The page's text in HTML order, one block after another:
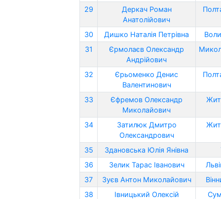
29
Деркач Роман
Анатолійович
30 Дишко Наталія Петрівна
31
Єрмолаєв Олександр
Андрійович
32
Єрьоменко Денис
Валентинович
33
Єфремов Олександр
Миколайович
34
Затилюк Дмитро
Олександрович
35 Здановська Юлія Янівна
36
Зелик Тарас Іванович
37
Зуєв Антон Миколайович
38
Івницький Олексій